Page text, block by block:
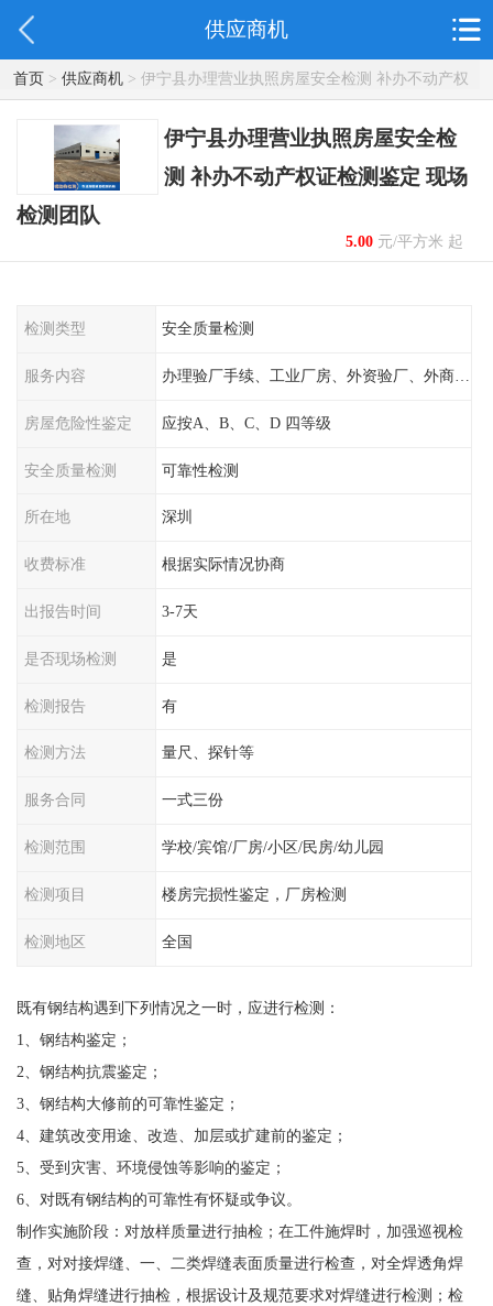
供应商机
首页> 供应商机> 伊宁县办理营业执照房屋安全检测 补办不动产权
证检测鉴定 现场检测团队
伊宁县办理营业执照房屋安全检
测 补办不动产权证检测鉴定 现场
检测团队
5.00元/平方米 起
检测类型 安全质量检测
服务内容
房屋危险性鉴定 应按A、B、C、D 四等级
安全质量检测 可靠性检测
所在地 深圳
收费标准 根据实际情况协商
出报告时间 3-7天
是否现场检测 是
检测报告 有
检测方法 量尺、探针等
服务合同 一式三份
检测范围 学校/宾馆/厂房/小区/民房/幼儿园
检测项目 楼房完损性鉴定，厂房检测
检测地区 全国
既有钢结构遇到下列情况之一时，应进行检测：
1、钢结构鉴定；
2、钢结构抗震鉴定；
3、钢结构大修前的可靠性鉴定；
4、建筑改变用途、改造、加层或扩建前的鉴定；
5、受到灾害、环境侵蚀等影响的鉴定；
6、对既有钢结构的可靠性有怀疑或争议。
制作实施阶段：对放样质量进行抽检；在工件施焊时，加强巡视检
查，对对接焊缝、一、二类焊缝表面质量进行检查，对全焊透角焊
缝、贴角焊缝进行抽检，根据设计及规范要求对焊缝进行检测；检